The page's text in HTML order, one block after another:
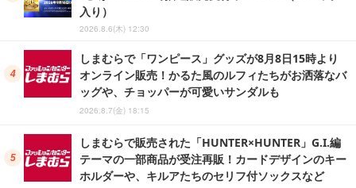
入り）
2026.8.6(木) 12:30
しまむらで「ワンピース」グッズが8月8日15時より
オンライン販売！かるた風のルフィたちがお洒落なバ
ッグや、チョッパーが可愛いサンダルも
2026.8.7(金) 18:15
しまむらで販売された「HUNTER×HUNTER」G.I.編
テーマの一部商品が受注再販！カードデザインのキー
ホルダーや、キルアたちのセリフ付ソックスなど